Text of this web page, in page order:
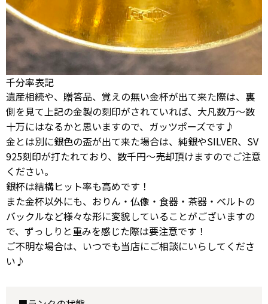
千分率表記
遺産相続や、贈答品、覚えの無い金杯が出て来た際は、裏
側を見て上記の金製の刻印がされていれば、大凡数万～数
十万にはなるかと思いますので、ガッツポーズです♪
金とは別に銀色の盃が出て来た場合は、純銀やSILVER、SV
925刻印が打たれており、数千円～売却頂けますのでご注意
ください。
銀杯は結構ヒット率も高めです！
また金杯以外にも、おりん・仏像・食器・茶器・ベルトの
バックルなど様々な形に変貌していることがございますの
で、ずっしりと重みを感じた際は要注意です！
ご不明な場合は、いつでも当店にご相談にいらしてくださ
い♪